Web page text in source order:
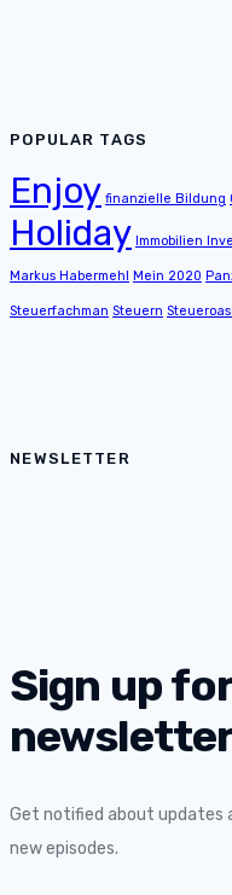
POPULAR TAGS
Enjoy finanzielle Bildung
Holiday Immobilien
Markus Habermehl Mein 2020
Steuerfachman Steuern
NEWSLETTER
Sign up
Get notified about updates
new episodes.